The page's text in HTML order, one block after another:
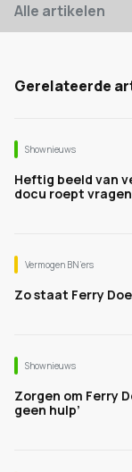
Alle artikelen
Gerelateerde
Shownieuws
Heftig beeld van
docu roept
Vermogen BN’ers
Zo staat Ferry
Shownieuws
Zorgen om Ferry
geen hulp’